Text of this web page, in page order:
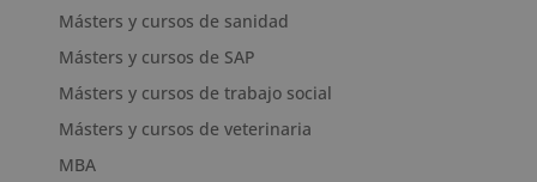
Másters y cursos de sanidad
Másters y cursos de SAP
Másters y cursos de trabajo social
Másters y cursos de veterinaria
MBA